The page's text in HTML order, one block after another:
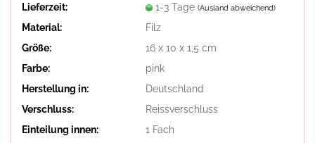
Lieferzeit:
1-3 Tage (Ausland abweichend)
Material:
Filz
Größe:
16 x 10 x 1,5 cm
Farbe:
pink
Herstellung in:
Deutschland
Verschluss:
Reissverschluss
Einteilung innen:
1 Fach